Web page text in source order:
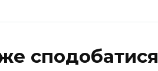
сподобатися